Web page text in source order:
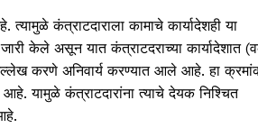
कंत्राटदाराला कामाचे कार्यादेशही या
केले असून यात कंत्राटदराच्या कार्यादेशात
करणे अनिवार्य करण्यात आले आहे. हा
यामुळे कंत्राटदारांना त्याचे देयक निश्चित